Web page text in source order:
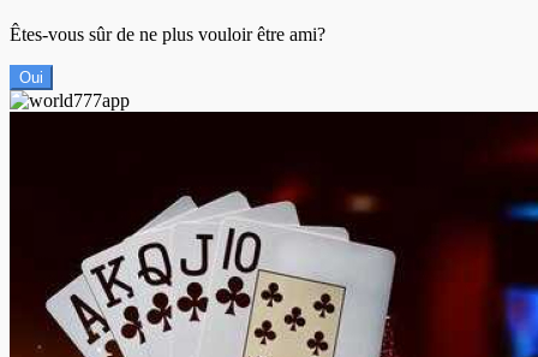
Êtes-vous sûr de ne plus vouloir être ami?
Oui